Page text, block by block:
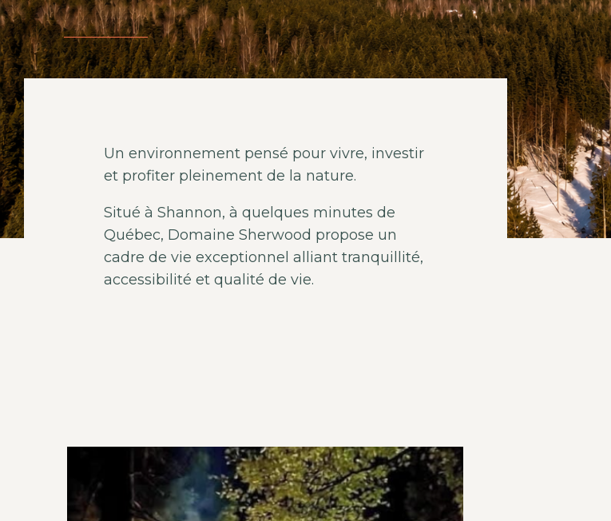
Un environnement pensé pour vivre, investir
et profiter pleinement de la nature.
Situé à Shannon, à quelques minutes de
Québec, Domaine Sherwood propose un
cadre de vie exceptionnel alliant tranquillité,
accessibilité et qualité de vie.